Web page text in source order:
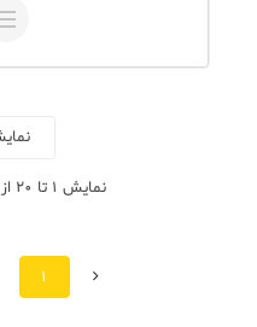
نمایش 1 تا 20 از
قبلی 1